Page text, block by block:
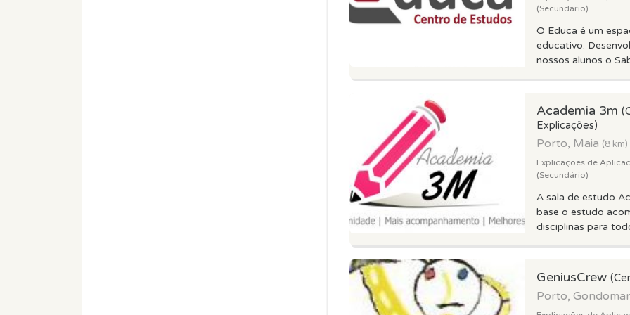
(Secundário)
O Educa é um
educativo.
nossos alunos o
Academia 3m
Explicações)
Porto, Maia (8 km)
Explicações de
(Secundário)
A sala de estudo
base o estudo
disciplinas para
GeniusCrew
Porto,